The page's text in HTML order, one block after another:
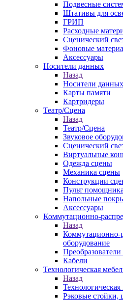
Подвесные
Штативы для
ГРИП
Расходные
Сценический
Фоновые
Аксессуары
Носители данных
Назад
Носители данных
Карты памяти
Картридеры
Театр/Сцена
Назад
Театр/Сцена
Звуковое
Сценический
Виртуальные
Одежда сцены
Механика сцены
Конструкции
Пульт
Напольные
Аксессуары
Коммутационно-
Назад
Коммутационно-
оборудование
Кабели
Технологическая
Назад
Технологическая
Рэковые